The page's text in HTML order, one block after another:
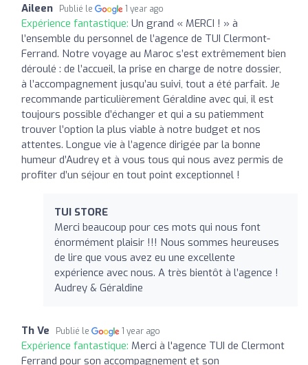
Aileen Publié le 1 year ago
Expérience fantastique: Un grand « MERCI ! » à
l’ensemble du personnel de l’agence de TUI Clermont-
Ferrand. Notre voyage au Maroc s’est extrêmement bien
déroulé : de l’accueil, la prise en charge de notre dossier,
à l’accompagnement jusqu’au suivi, tout a été parfait. Je
recommande particulièrement Géraldine avec qui, il est
toujours possible d’échanger et qui a su patiemment
trouver l’option la plus viable à notre budget et nos
attentes. Longue vie à l’agence dirigée par la bonne
humeur d’Audrey et à vous tous qui nous avez permis de
profiter d’un séjour en tout point exceptionnel !
TUI STORE
Merci beaucoup pour ces mots qui nous font
énormément plaisir !!! Nous sommes heureuses
de lire que vous avez eu une excellente
expérience avec nous. A très bientôt à l’agence !
Audrey & Géraldine
Th Ve Publié le 1 year ago
Expérience fantastique: Merci à l'agence TUI de Clermont
Ferrand pour son accompagnement et son